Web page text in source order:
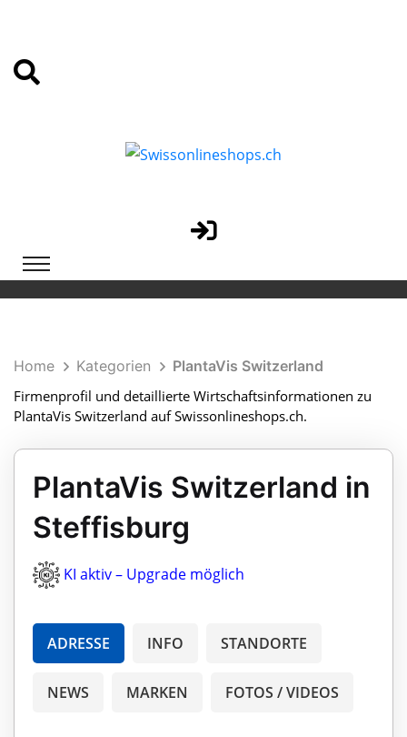
Home Kategorien
PlantaVis Switzerland
Firmenprofil und detaillierte Wirtschaftsinformationen zu
PlantaVis Switzerland auf Swissonlineshops.ch.
PlantaVis Switzerland in
Steffisburg
KI aktiv – Upgrade möglich
ADRESSE INFO STANDORTE
NEWS MARKEN FOTOS / VIDEOS